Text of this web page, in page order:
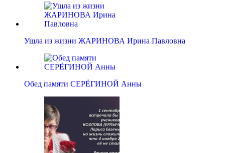
Ушла из жизни ЖАРИНОВА Ирина Павловна
Обед памяти СЕРЁГИНОЙ Анны